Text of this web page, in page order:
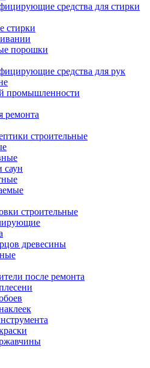
средства для стирки
стирки
порошки
средства для рук
промышленности
ремонта
строительные
саун
строительные
древесины
после ремонта